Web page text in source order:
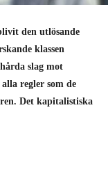
den utlösande
klassen
slag mot
regler som de
Det kapitalistiska